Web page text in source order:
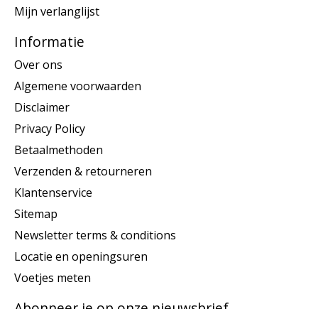
Mijn verlanglijst
Informatie
Over ons
Algemene voorwaarden
Disclaimer
Privacy Policy
Betaalmethoden
Verzenden & retourneren
Klantenservice
Sitemap
Newsletter terms & conditions
Locatie en openingsuren
Voetjes meten